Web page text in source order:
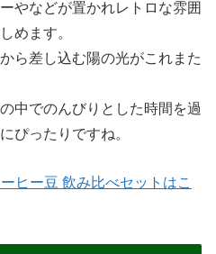
やなどが置かれレトロな雰囲
めます。
ら差し込む陽の光がこれまた
中でのんびりとした時間を過
ぴったりですね。
ヒー豆 飲み比べセットはこ